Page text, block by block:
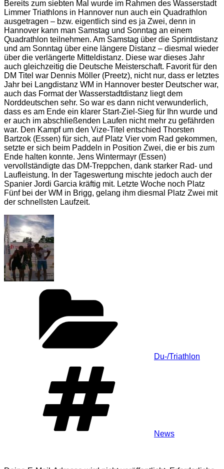
Bereits zum siebten Mal wurde im Rahmen des Wasserstadt
Limmer Triathlons in Hannover nun auch ein Quadrathlon
ausgetragen – bzw. eigentlich sind es ja Zwei, denn in
Hannover kann man Samstag und Sonntag an einem
Quadrathlon teilnehmen. Am Samstag über die Sprintdistanz
und am Sonntag über eine längere Distanz – diesmal wieder
über die verlängerte Mitteldistanz. Diese war dieses Jahr
auch gleichzeitig die Deutsche Meisterschaft. Favorit für den
DM Titel war Dennis Möller (Preetz), nicht nur, dass er letztes
Jahr bei Langdistanz WM in Hannover bester Deutscher war,
auch das Format der Wasserstadtdistanz liegt dem
Norddeutschen sehr. So war es dann nicht verwunderlich,
dass es am Ende ein klarer Start-Ziel-Sieg für Ihn wurde und
er auch im abschließenden Laufen nicht mehr zu gefährden
war. Den Kampf um den Vize-Titel entschied Thorsten
Bartzok (Essen) für sich, auf Platz Vier vom Rad gekommen,
setzte er sich beim Paddeln in Position Zwei, die er bis zum
Ende halten konnte. Jens Wintermayr (Essen)
vervollständigte das DM-Treppchen, dank starker Rad- und
Laufleistung. In der Tageswertung mischte jedoch auch der
Spanier Jordi Garcia kräftig mit. Letzte Woche noch Platz
Fünf bei der WM in Brigg, gelang ihm diesmal Platz Zwei mit
der schnellsten Laufzeit.
Du-/Triathlon
News